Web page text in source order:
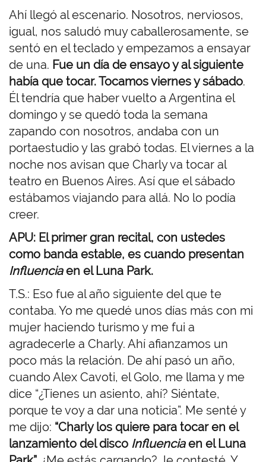
Ahí llegó al escenario. Nosotros, nerviosos,
igual, nos saludó muy caballerosamente, se
sentó en el teclado y empezamos a ensayar
de una. Fue un día de ensayo y al siguiente
había que tocar. Tocamos viernes y sábado.
Él tendría que haber vuelto a Argentina el
domingo y se quedó toda la semana
zapando con nosotros, andaba con un
portaestudio y las grabó todas. El viernes a la
noche nos avisan que Charly va tocar al
teatro en Buenos Aires. Así que el sábado
estábamos viajando para allá. No lo podía
creer.
APU: El primer gran recital, con ustedes
como banda estable, es cuando presentan
Influenciaen el Luna Park.
T.S.: Eso fue al año siguiente del que te
contaba. Yo me quedé unos días más con mi
mujer haciendo turismo y me fui a
agradecerle a Charly. Ahí afianzamos un
poco más la relación. De ahí pasó un año,
cuando Alex Cavoti, el Golo, me llama y me
dice “¿Tienes un asiento, ahí? Siéntate,
porque te voy a dar una noticia”. Me senté y
me dijo: “Charly los quiere para tocar en el
lanzamiento del disco Influenciaen el Luna